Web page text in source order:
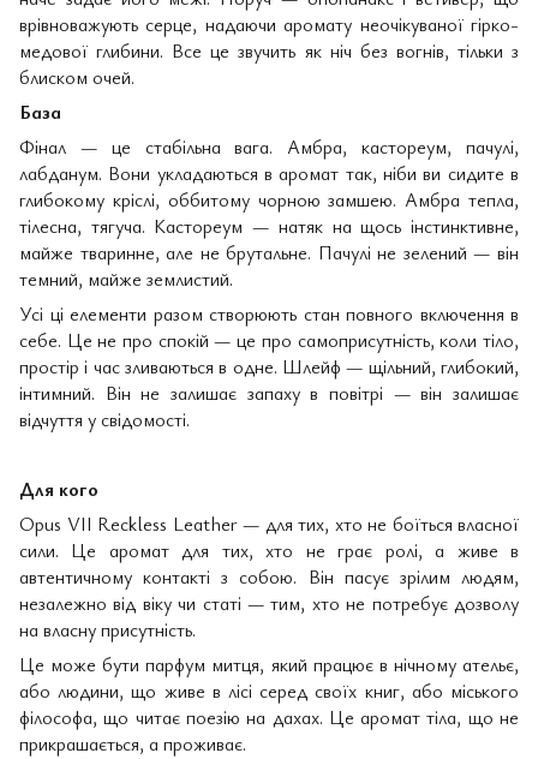
врівноважують серце, надаючи аромату неочікуваної гірко-
медової глибини. Все це звучить як ніч без вогнів, тільки з
блиском очей.
База
Фінал — це стабільна вага. Амбра, кастореум, пачулі,
лабданум. Вони укладаються в аромат так, ніби ви сидите в
глибокому кріслі, оббитому чорною замшею. Амбра тепла,
тілесна, тягуча. Кастореум — натяк на щось інстинктивне,
майже тваринне, але не брутальне. Пачулі не зелений — він
темний, майже землистий.
Усі ці елементи разом створюють стан повного включення в
себе. Це не про спокій — це про самоприсутність, коли тіло,
простір і час зливаються в одне. Шлейф — щільний, глибокий,
інтимний. Він не залишає запаху в повітрі — він залишає
відчуття у свідомості.
Для кого
Opus VII Reckless Leather — для тих, хто не боїться власної
сили. Це аромат для тих, хто не грає ролі, а живе в
автентичному контакті з собою. Він пасує зрілим людям,
незалежно від віку чи статі — тим, хто не потребує дозволу
на власну присутність.
Це може бути парфум митця, який працює в нічному ательє,
або людини, що живе в лісі серед своїх книг, або міського
філософа, що читає поезію на дахах. Це аромат тіла, що не
прикрашається, а проживає.